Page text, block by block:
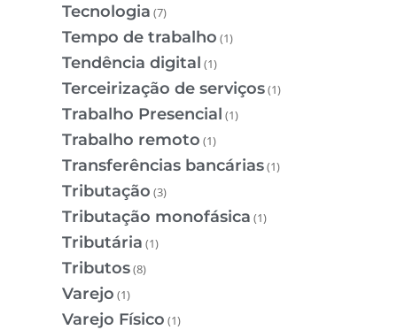
Tecnologia (7)
Tempo de trabalho (1)
Tendência digital (1)
Terceirização de serviços(1)
Trabalho Presencial (1)
Trabalho remoto (1)
Transferências bancárias(1)
Tributação (3)
Tributação monofásica (1)
Tributária (1)
Tributos(8)
Varejo (1)
Varejo Físico (1)